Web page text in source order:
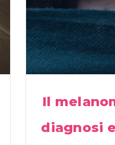
Il
diagnosi